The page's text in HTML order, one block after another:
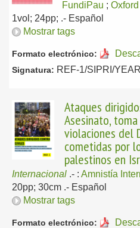
FundiPau ;
1vol; 24pp; .- Español
Mostrar tags
Formato electrónico:
Signatura: REF-1/SIPRI/
Ataques
Asesinato,
violaciones del
cometidas por
palestinos en
Internacional .- : Amnistía
20pp; 30cm .- Español
Mostrar tags
Formato electrónico: